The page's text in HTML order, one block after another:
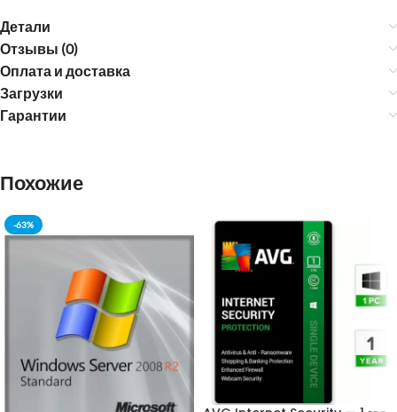
Детали
Отзывы (0)
Оплата и доставка
Загрузки
Гарантии
Похожие
-63%